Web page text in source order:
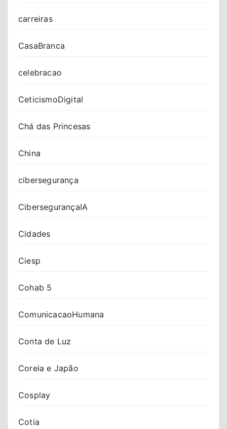
carreiras
CasaBranca
celebracao
CeticismoDigital
Chá das Princesas
China
cibersegurança
CibersegurançaIA
Cidades
Ciesp
Cohab 5
ComunicacaoHumana
Conta de Luz
Coreia e Japão
Cosplay
Cotia